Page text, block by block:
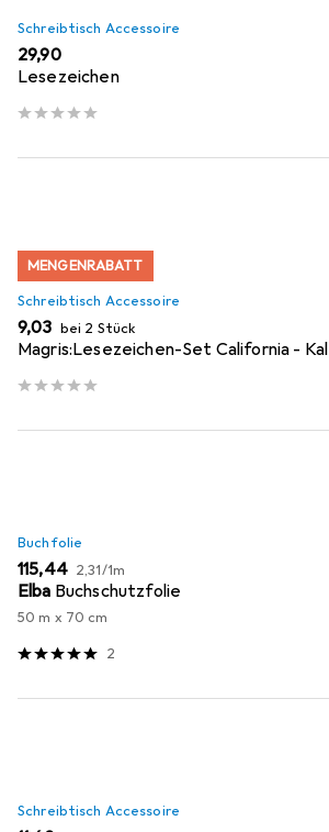
Schreibtisch Accessoire
EUR
29,90
Lesezeichen
MENGENRABATT
Schreibtisch Accessoire
EUR
9,03 bei 2 Stück
Magris:Lesezeichen-Set California - Kal
Buchfolie
EUR
115,44 EUR
2,31/1m
Elba Buchschutzfolie
50 m x 70 cm
2
Schreibtisch Accessoire